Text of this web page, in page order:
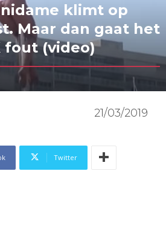
klimt op
Maar dan gaat het
fout (video)
21/03/2019
Twitter